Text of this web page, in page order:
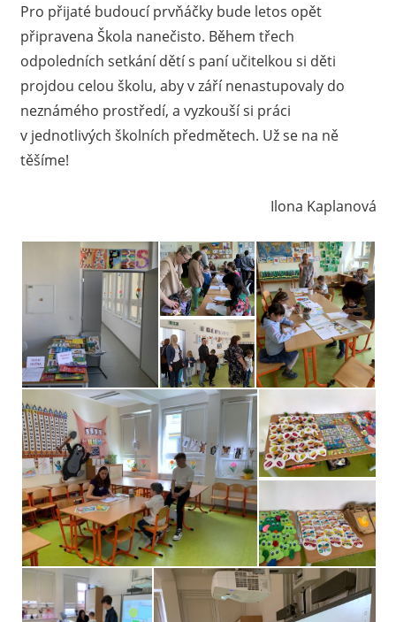
Pro přijaté budoucí prvňáčky bude letos opět
připravena Škola nanečisto. Během třech
odpoledních setkání dětí s paní učitelkou si děti
projdou celou školu, aby v září nenastupovaly do
neznámého prostředí, a vyzkouší si práci
v jednotlivých školních předmětech. Už se na ně
těšíme!
Ilona Kaplanová